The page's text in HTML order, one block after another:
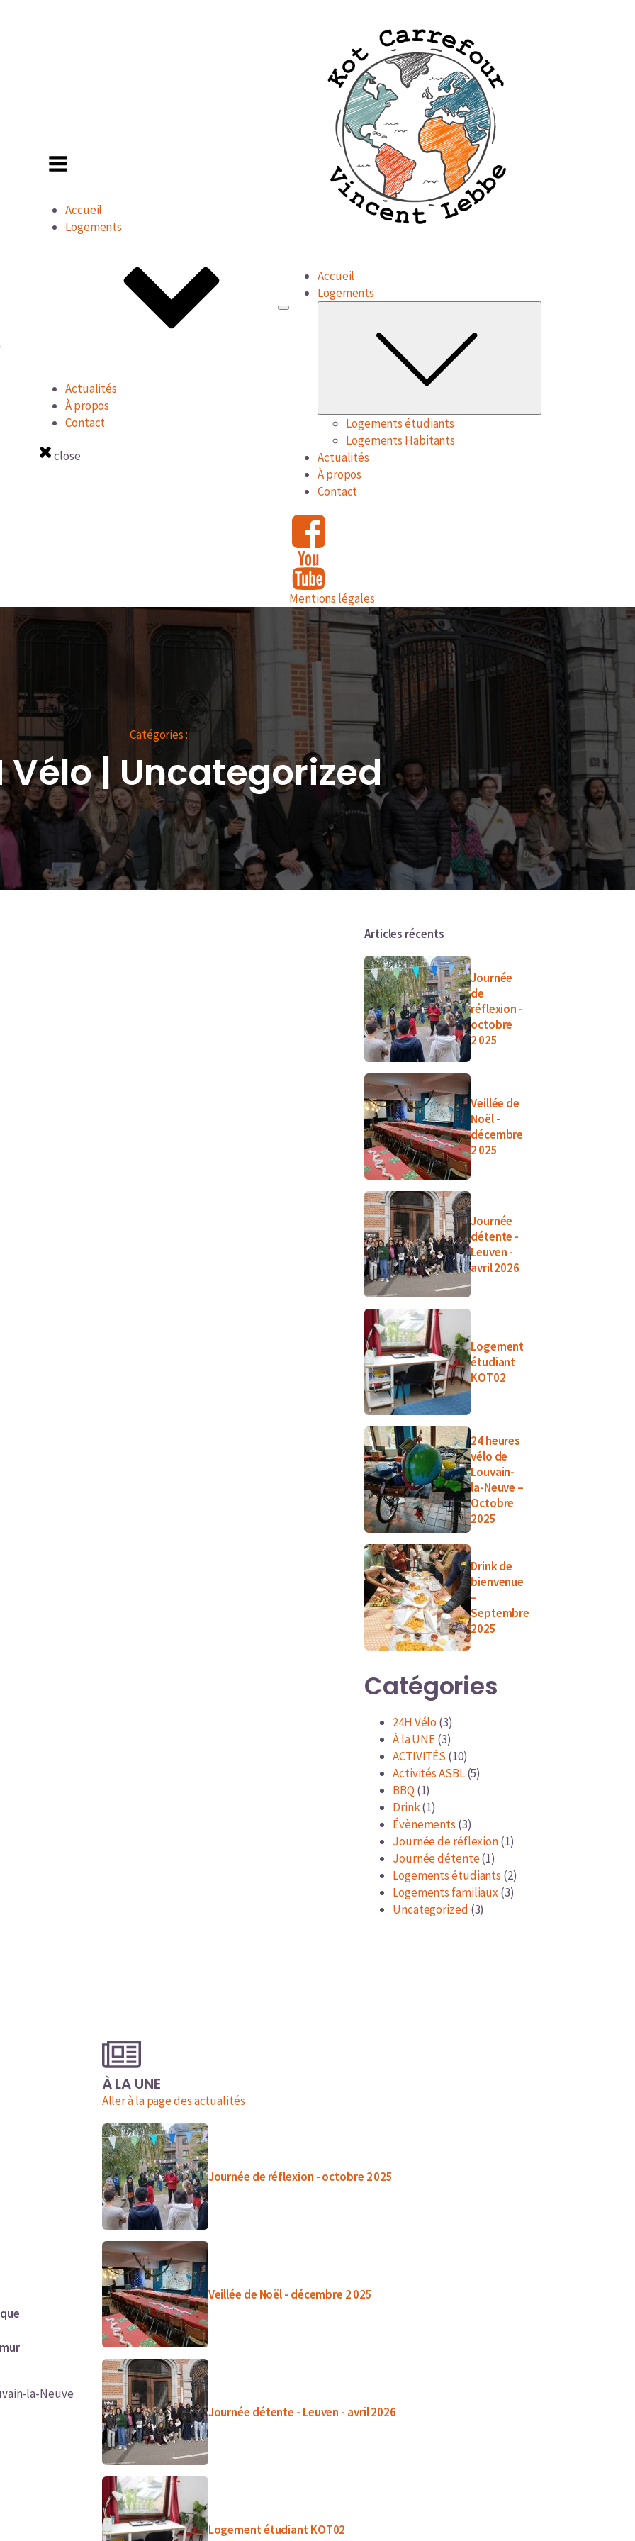
Accueil
Logements
Actualités
À propos
Contact
close
Accueil
Logements
Logements étudiants
Logements Habitants
Actualités
À propos
Contact
Mentions légales
Catégories :
Vélo|Uncategorized
Articles récents
Journée
de
réflexion -
octobre
2 025
Veillée de
Noël -
décembre
2 025
Journée
détente -
Leuven -
avril 2026
Logement
étudiant
KOT02
24 heures
vélo de
Louvain-
la-Neuve –
Octobre
2025
Drink de
bienvenue
–
Septembre
2025
Catégories
24H Vélo (3)
À la UNE(3)
ACTIVITÉS (10)
Activités ASBL(5)
BBQ (1)
Drink(1)
Évènements (3)
Journée de réflexion(1)
Journée détente(1)
Logements étudiants (2)
Logements familiaux (3)
Uncategorized (3)
la-Neuve
À LA UNE
Aller à la page des actualités
Journée de réflexion - octobre 2 025
Veillée de Noël - décembre 2 025
Journée détente - Leuven - avril 2026
Logement étudiant KOT02